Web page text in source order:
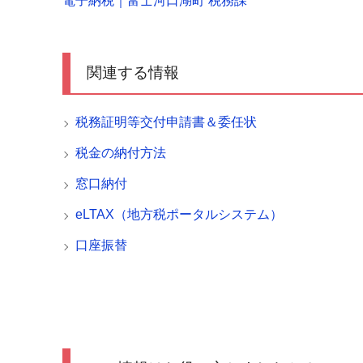
関連する情報
税務証明等交付申請書＆委任状
税金の納付方法
窓口納付
eLTAX（地方税ポータルシステム）
口座振替